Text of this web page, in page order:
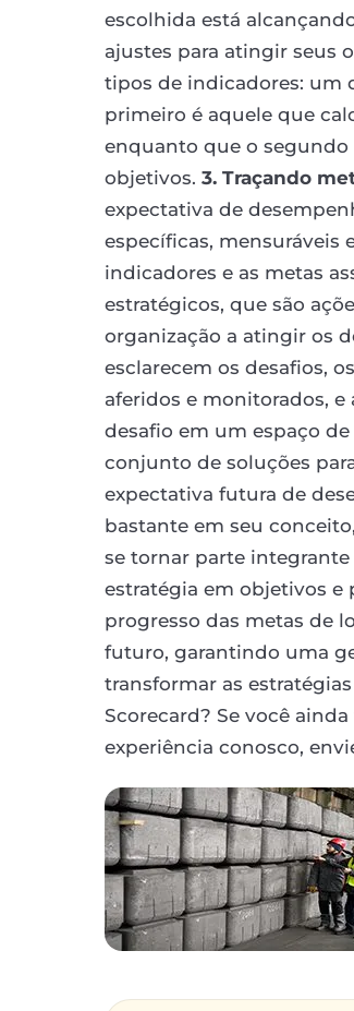
escolhida está
ajustes para atingir seus
tipos de indicadores: um
primeiro é aquele que
enquanto que o segundo
objetivos. 3. Traçando
expectativa de
específicas, mensuráveis
indicadores e as metas
estratégicos, que são
organização a atingir os
esclarecem os desafios,
aferidos e monitorados,
desafio em um espaço
conjunto de soluções
expectativa futura de
bastante em seu
se tornar parte
estratégia em objetivos e
progresso das metas de
futuro, garantindo uma
transformar as
Scorecard? Se você
experiência conosco,